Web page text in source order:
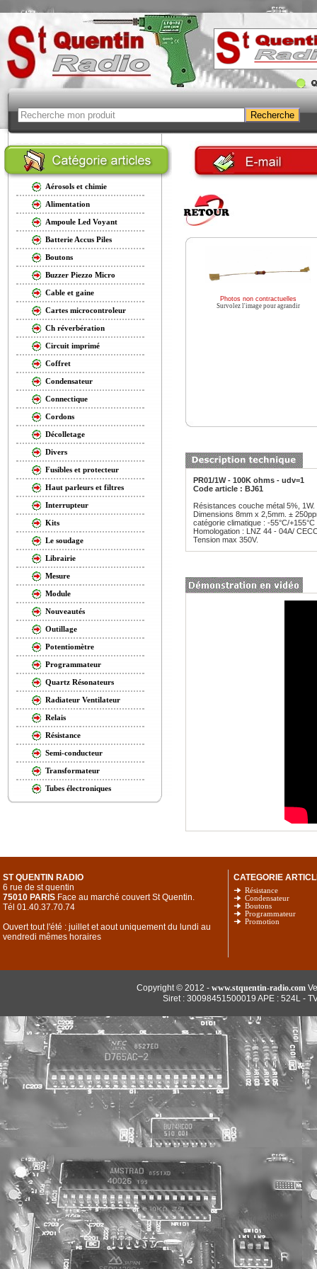
Aérosols et chimie
Alimentation
Ampoule Led Voyant
Batterie Accus Piles
Boutons
Buzzer Piezzo Micro
Cable et gaine
Cartes microcontroleur
Ch réverbération
Circuit imprimé
Coffret
Condensateur
Connectique
Cordons
Décolletage
Divers
Fusibles et protecteur
Haut parleurs et filtres
Interrupteur
Kits
Le soudage
Librairie
Mesure
Module
Nouveautés
Outillage
Potentiomètre
Programmateur
Quartz Résonateurs
Radiateur Ventilateur
Relais
Résistance
Semi-conducteur
Transformateur
Tubes électroniques
Photos non contractuelles
Survolez l'image pour agrandir
PR01/1W - 100K ohms - udv=1
Code article : BJ61
Résistances couche métal 5%, 1W.
Dimensions 8mm x 2,5mm. ±
catégorie climatique : -55°C/
Homologation : LNZ 44 - 04A/
Tension max 350V.
ST QUENTIN RADIO
6 rue de st quentin
75010 PARIS Face au marché couvert St Quentin.
Tél 01.40.37.70.74
Ouvert tout l'été : juillet et aout uniquement du lundi au
vendredi mêmes horaires
CATEGORIE
Résistance
Condensateur
Boutons
Programmateur
Promotion
Copyright © 2012 - www.stquentin-radio.com
Siret : 30098451500019 APE : 524L -